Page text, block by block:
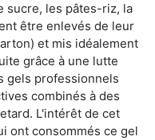
sucre, les pâtes-riz, la
être enlevés de leur
et mis idéalement
grâce à une lutte
gels professionnels
combinés à des
L'intérêt de cet
ont consommés ce gel